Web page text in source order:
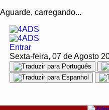
Aguarde, carregando...
Entrar
Sexta-feira, 07 de Agosto